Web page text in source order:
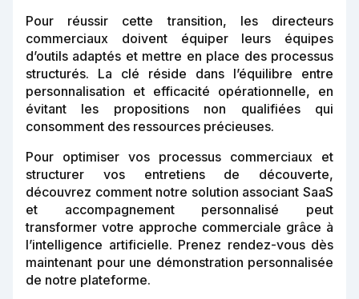
Pour réussir cette transition, les directeurs
commerciaux doivent équiper leurs équipes
d’outils adaptés et mettre en place des processus
structurés. La clé réside dans l’équilibre entre
personnalisation et efficacité opérationnelle, en
évitant les propositions non qualifiées qui
consomment des ressources précieuses.
Pour optimiser vos processus commerciaux et
structurer vos entretiens de découverte,
découvrez comment notre solution associant SaaS
et accompagnement personnalisé peut
transformer votre approche commerciale grâce à
l’intelligence artificielle. Prenez rendez-vous dès
maintenant pour une démonstration personnalisée
de notre plateforme.